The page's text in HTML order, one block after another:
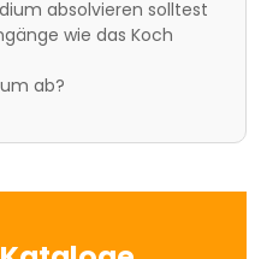
absolvieren solltest
wie das Koch
ab?